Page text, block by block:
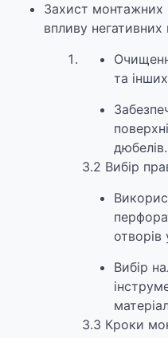
Захист монтажних
впливу
та
дюбелів.
3.2 Вибір
отворів
Вибір
3.3 Кроки